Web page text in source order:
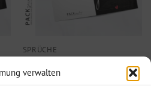
verwalten
SPRÜCHE
reichts! Ich geh jetzt